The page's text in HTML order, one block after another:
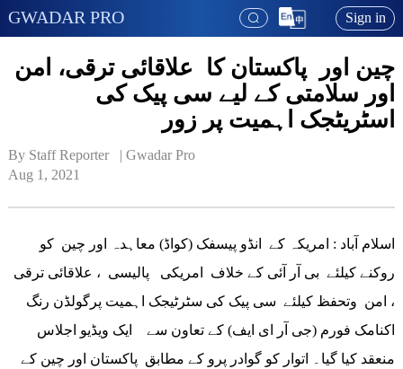
GWADAR PRO Sign in
چین اور پاکستان کا علاقائی ترقی، امن
اور سلامتی کے لیے سی پیک کی
اسٹریٹجک اہمیت پر زور
By Staff Reporter   | Gwadar Pro
Aug 1, 2021
روکنے کیلئے بی آر آئی کے خلاف امریکی پالیسی ، علاقائی ترقی
، امن وتحفظ کیلئے سی پیک کی سٹرٹیجک اہمیت پرگولڈن رنگ
اکنامک فورم (جی آر ای ایف) کے تعاون سے ایک ویڈیو اجلاس
منعقد کیا گیا۔ اتوار کو گوادر پرو کے مطابق پاکستان اور چین کے